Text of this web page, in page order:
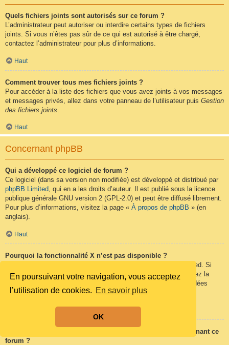
En poursuivant votre navigation, vous acceptez
l’utilisation de cookies. En savoir plus
OK
Quels fichiers joints sont autorisés sur ce forum ?
L’administrateur peut autoriser ou interdire certains types de fichiers
joints. Si vous n’êtes pas sûr de ce qui est autorisé à être chargé,
contactez l’administrateur pour plus d’informations.
Haut
Comment trouver tous mes fichiers joints ?
Pour accéder à la liste des fichiers que vous avez joints à vos messages
et messages privés, allez dans votre panneau de l’utilisateur puis Gestion
des fichiers joints
Haut
Concernant phpBB
Qui a développé ce logiciel de forum ?
Ce logiciel (dans sa version non modifiée) est développé et distribué par
phpBB Limited, qui en a les droits d’auteur. Il est publié sous la licence
publique générale GNU version 2 (GPL-2.0) et peut être diffusé librement.
Pour plus d’informations, visitez la page « À propos de phpBB » (en
anglais).
Haut
Pourquoi la fonctionnalité X n’est pas disponible ?
Ce logiciel a été développé et mis sous licence par phpBB Limited. Si
vous pensez qu’une fonctionnalité nécessite d’être ajoutée, visitez la
phpBB Ideas
(en anglais) où vous pouvez voter pour des idées
proposées ou en suggérer de nouvelles.
Qui contacter pour les abus ou les questions légales concernant ce
forum ?